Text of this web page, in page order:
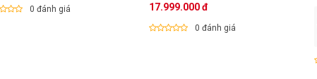
0 đánh giá 17.999.000 đ
0 đánh giá